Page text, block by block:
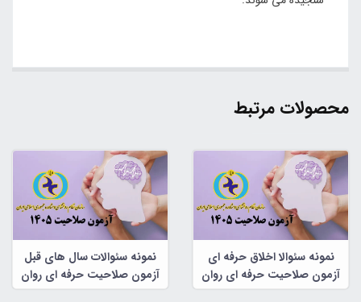
محصولات مرتبط
نمونه سئوالا اخلاق حرفه ای
آزمون صلاحیت حرفه ای روان
شناسان و مشاوران
نمونه سئوالات سال های قبل
آزمون صلاحیت حرفه ای روان
شناسان و مشاوران